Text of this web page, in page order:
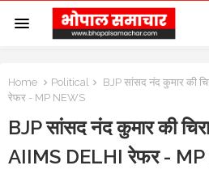
Home Political
BJP सांसद नंद कुमार की
रेफर - MP NEWS
BJP सांसद नंद कुमार की
AIIMS DELHI रेफर -